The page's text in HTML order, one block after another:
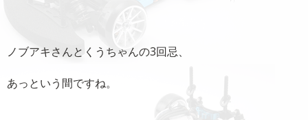
ノブアキさんとくうちゃんの3回忌、
あっという間ですね。